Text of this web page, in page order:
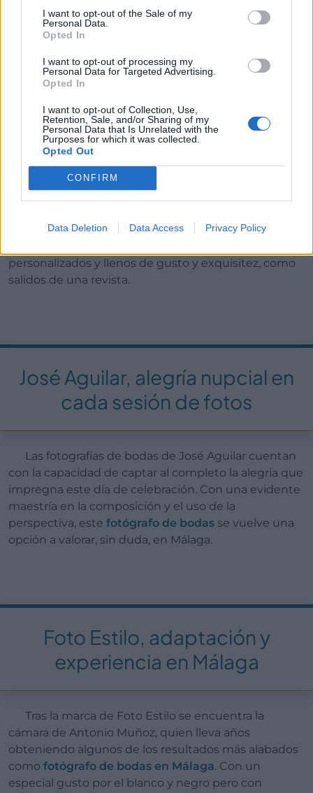
I want to opt-out of the Sale of my
Personal Data.
Opted In
I want to opt-out of processing my
Personal Data for Targeted Advertising.
Opted In
I want to opt-out of Collection, Use,
Retention, Sale, and/or Sharing of my
Personal Data that Is Unrelated with the
Purposes for which it was collected.
Opted Out
CONFIRM
Data Deletion Data Access Privacy Policy
Gustavo Valverde, la meca del
buen gusto en la fotografía de
bodas en Málaga
Las sesiones defotografía de bodasde Gustavo
Valverde no dejan indiferente. Con un uso de la
de novios que confíen en este profesional enMálaga
personalizados y llenos de gusto y exquisitez, como
salidos de una revista.
José Aguilar, alegría nupcial en
cada sesión de fotos
Las fotografías de bodas de José Aguilar cuentan
con la capacidad de captar al completo la alegría que
impregna este día de celebración. Con una evidente
maestría en la composición y el uso de la
perspectiva, este fotógrafo de bodas se vuelve una
opción a valorar, sin duda, en Málaga.
Foto Estilo, adaptación y
experiencia en Málaga
Tras la marca de Foto Estilo se encuentra la
cámara de Antonio Muñoz, quien lleva años
obteniendo algunos de los resultados más alabados
como fotógrafo de bodas en Málaga. Con un
especial gusto por el blanco y negro pero con